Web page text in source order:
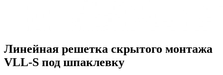
Линейная решетка скрытого монтажа
VLL-S под шпаклевку